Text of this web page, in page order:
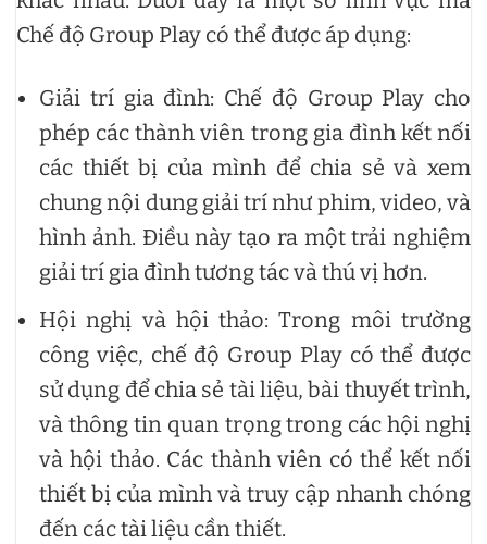
Chế độ Group Play có thể được áp dụng:
Giải trí gia đình: Chế độ Group Play cho
phép các thành viên trong gia đình kết nối
các thiết bị của mình để chia sẻ và xem
chung nội dung giải trí như phim, video, và
hình ảnh. Điều này tạo ra một trải nghiệm
giải trí gia đình tương tác và thú vị hơn.
Hội nghị và hội thảo: Trong môi trường
công việc, chế độ Group Play có thể được
sử dụng để chia sẻ tài liệu, bài thuyết trình,
và thông tin quan trọng trong các hội nghị
và hội thảo. Các thành viên có thể kết nối
thiết bị của mình và truy cập nhanh chóng
đến các tài liệu cần thiết.